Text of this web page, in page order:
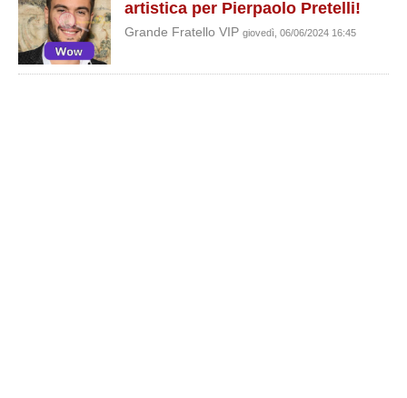
artistica per Pierpaolo Pretelli!
Grande Fratello VIP giovedì, 06/06/2024 16:45